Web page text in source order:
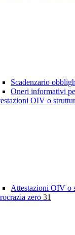
Scadenzario
Oneri informativi
OIV o
Attestazioni OIV o
zero 31